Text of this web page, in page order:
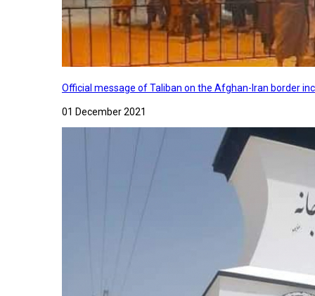
Official message of Taliban on the Afghan-Iran border
01 December 2021